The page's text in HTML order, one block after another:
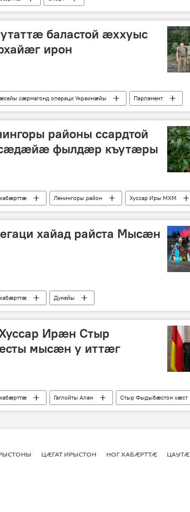
баластой æххуыс
ирон
сӕрмагонд операци Украинӕйы
Парламент
районы ссардтой
фылдæр къутæры
Ленингоры район Хуссар Иры МХМ
хайад райста Мысæн
Дунейы
Ирæн Стыр
мысæн у иттæг
Гаглойты Алан Стыр Фыдыбæстон хæст
ЦӔГАТ ИРЫСТОН НОГ ХАБӔРТТӔ ЦАУТӔ